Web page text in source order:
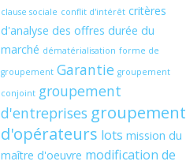
clause sociale conflit d'intérêt critères
d'analyse des offres durée du
marché dématérialisation forme de
groupement Garantie groupement
conjoint groupement
d'entreprises groupement
d'opérateurs lots mission du
maître d'oeuvre modification de